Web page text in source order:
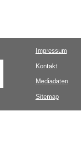
Impressum
Kontakt
Mediadaten
Sitemap